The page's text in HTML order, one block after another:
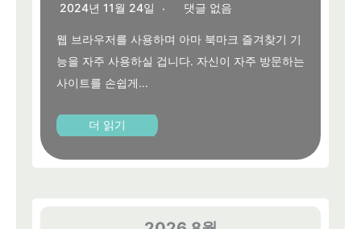
2024년 11월 24일 댓글 없음
웹 브라우저를 사용하며 아마 북마크 즐겨찾기 기
능을 자주 사용하실 겁니다. 자신이 자주 방문하는
사이트를 손쉽게...
더 읽기